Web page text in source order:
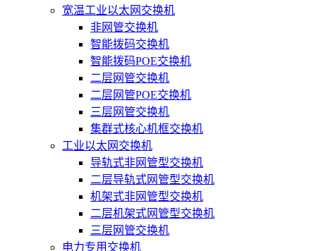
宽温工业以太网交换机
非网管交换机
智能拨码交换机
智能拨码POE交换机
二层网管交换机
二层网管POE交换机
三层网管交换机
集群式核心机框交换机
工业以太网交换机
导轨式非网管型交换机
二层导轨式网管型交换机
机架式非网管型交换机
二层机架式网管型交换机
三层网管交换机
电力专用交换机